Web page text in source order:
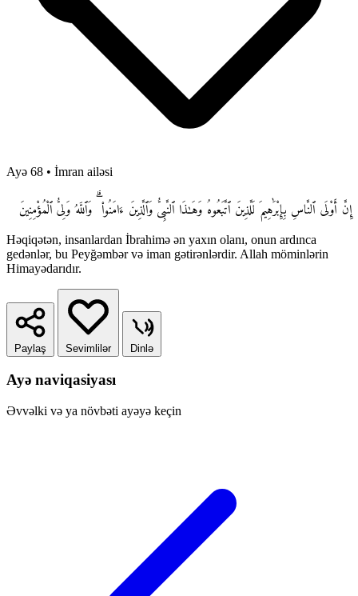
Ayə 68 • İmran ailəsi
إِنَّ أَوْلَى ٱلنَّاسِ بِإِبْرَٰهِيمَ لَلَّذِينَ ٱتَّبَعُوهُ وَهَـٰذَا ٱلنَّبِىُّ وَٱلَّذِينَ ءَامَنُوا۟ ۗ وَٱللَّهُ وَلِىُّ ٱلْمُؤْمِنِينَ
Həqiqətən, insanlardan İbrahimə ən yaxın olanı, onun ardınca
gedənlər, bu Peyğəmbər və iman gətirənlərdir. Allah möminlərin
Himayədarıdır.
Paylaş Sevimlilər Dinlə
Ayə naviqasiyası
Əvvəlki və ya növbəti ayəyə keçin